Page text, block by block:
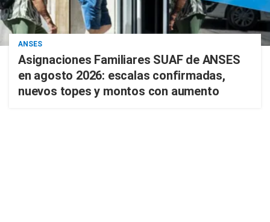
ANSES
Asignaciones Familiares SUAF de ANSES
en agosto 2026: escalas confirmadas,
nuevos topes y montos con aumento